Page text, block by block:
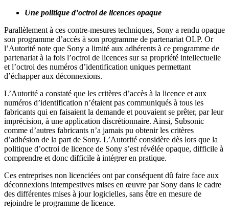
Une politique d’octroi de licences opaque
Parallèlement à ces contre-mesures techniques, Sony a rendu opaque
son programme d’accès à son programme de partenariat OLP. Or
l’Autorité note que Sony a limité aux adhérents à ce programme de
partenariat à la fois l’octroi de licences sur sa propriété intellectuelle
et l’octroi des numéros d’identification uniques permettant
d’échapper aux déconnexions.
L’Autorité a constaté que les critères d’accès à la licence et aux
numéros d’identification n’étaient pas communiqués à tous les
fabricants qui en faisaient la demande et pouvaient se prêter, par leur
imprécision, à une application discrétionnaire. Ainsi, Subsonic
comme d’autres fabricants n’a jamais pu obtenir les critères
d’adhésion de la part de Sony. L’Autorité considère dès lors que la
politique d’octroi de licence de Sony s’est révélée opaque, difficile à
comprendre et donc difficile à intégrer en pratique.
Ces entreprises non licenciées ont par conséquent dû faire face aux
déconnexions intempestives mises en œuvre par Sony dans le cadre
des différentes mises à jour logicielles, sans être en mesure de
rejoindre le programme de licence.